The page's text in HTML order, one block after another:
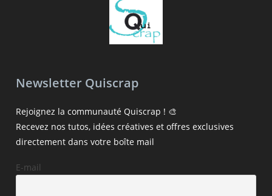
Newsletter Quiscrap
Rejoignez la communauté Quiscrap ! 🎨
Recevez nos tutos, idées créatives et offres exclusives
directement dans votre boîte mail
E-mail